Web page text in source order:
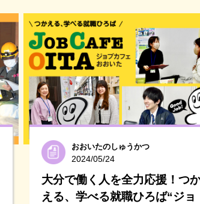
おおいたのしゅうかつ
2024/05/24
大分で働く人を全力応援！つ
える、学べる就職ひろば“ジョ